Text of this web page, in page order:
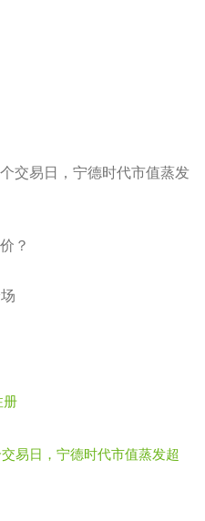
交易日，宁德时代市值蒸发
？
册
易日，宁德时代市值蒸发超